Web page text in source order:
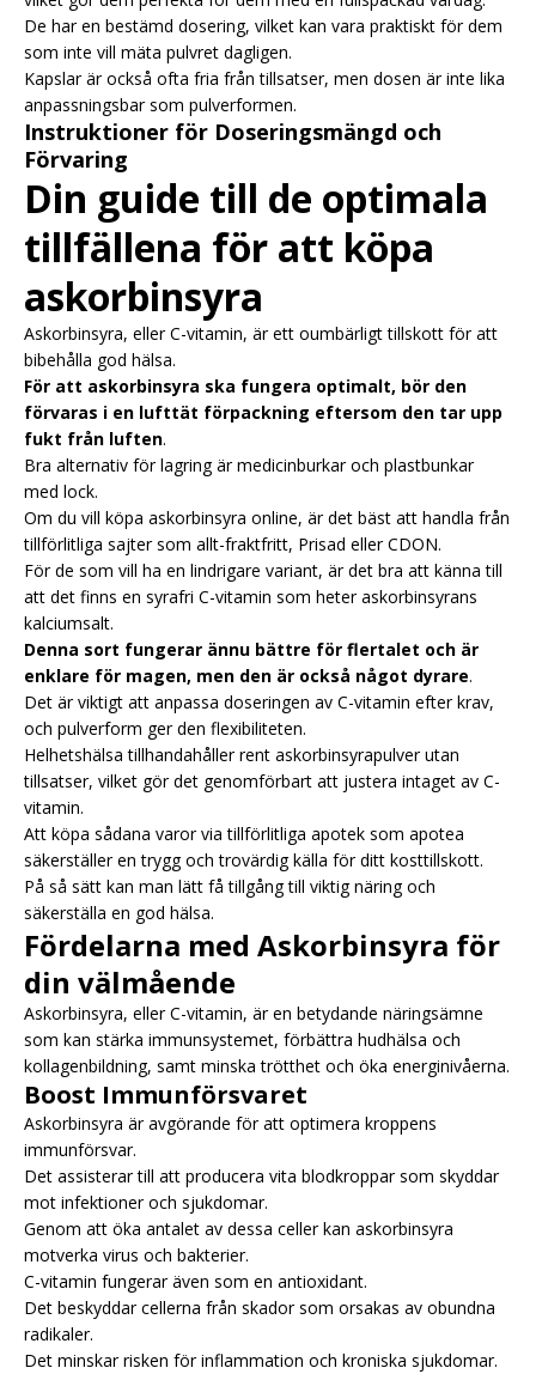
De har en bestämd dosering, vilket kan vara praktiskt för dem
som inte vill mäta pulvret dagligen.
Kapslar är också ofta fria från tillsatser, men dosen är inte lika
anpassningsbar som pulverformen.
Instruktioner för Doseringsmängd och
Förvaring
Din guide till de optimala
tillfällena för att köpa
askorbinsyra
Askorbinsyra, eller C-vitamin, är ett oumbärligt tillskott för att
bibehålla god hälsa.
För att askorbinsyra ska fungera optimalt, bör den
förvaras i en lufttät förpackning eftersom den tar upp
fukt från luften.
Bra alternativ för lagring är medicinburkar och plastbunkar
med lock.
Om du vill köpa askorbinsyra online, är det bäst att handla från
tillförlitliga sajter som allt-fraktfritt, Prisad eller CDON.
För de som vill ha en lindrigare variant, är det bra att känna till
att det finns en syrafri C-vitamin som heter askorbinsyrans
kalciumsalt.
Denna sort fungerar ännu bättre för flertalet och är
enklare för magen, men den är också något dyrare.
Det är viktigt att anpassa doseringen av C-vitamin efter krav,
och pulverform ger den flexibiliteten.
Helhetshälsa tillhandahåller rent askorbinsyrapulver utan
tillsatser, vilket gör det genomförbart att justera intaget av C-
vitamin.
Att köpa sådana varor via tillförlitliga apotek som apotea
säkerställer en trygg och trovärdig källa för ditt kosttillskott.
På så sätt kan man lätt få tillgång till viktig näring och
säkerställa en god hälsa.
Fördelarna med Askorbinsyra för
din välmående
Askorbinsyra, eller C-vitamin, är en betydande näringsämne
som kan stärka immunsystemet, förbättra hudhälsa och
kollagenbildning, samt minska trötthet och öka energinivåerna.
Boost Immunförsvaret
Askorbinsyra är avgörande för att optimera kroppens
immunförsvar.
Det assisterar till att producera vita blodkroppar som skyddar
mot infektioner och sjukdomar.
Genom att öka antalet av dessa celler kan askorbinsyra
motverka virus och bakterier.
C-vitamin fungerar även som en antioxidant.
Det beskyddar cellerna från skador som orsakas av obundna
radikaler.
Det minskar risken för inflammation och kroniska sjukdomar.